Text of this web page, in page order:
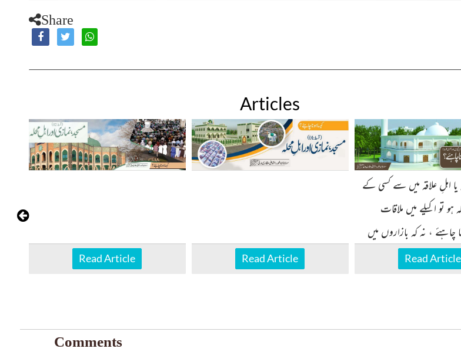
Share
Articles
Read Article Read Article
اہلِ علاقہ میں سے کسی کے
ہو تو اکیلے میں ملاقات
، نہ کہ بازاروں میں
،
Read Article
Comments